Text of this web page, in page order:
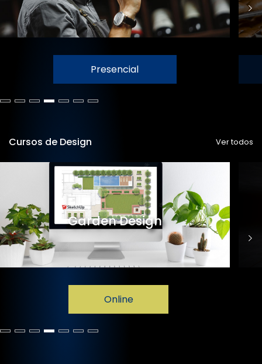
Presencial
Cursos de Design Ver todos
Garden Design
Online